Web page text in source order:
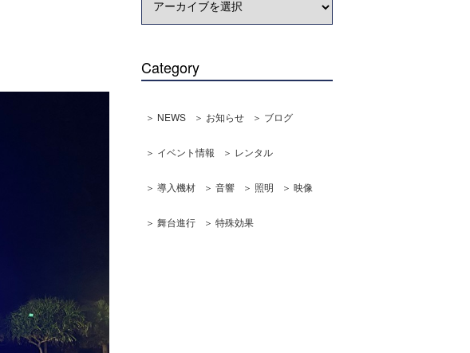
Category
＞ NEWS ＞ お知らせ ＞ ブログ
＞ イベント情報 ＞ レンタル
＞ 導入機材 ＞ 音響 ＞ 照明 ＞ 映像
＞ 舞台進行 ＞ 特殊効果